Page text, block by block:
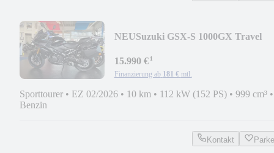
NEUSuzuki GSX-S 1000GX Travel
15.990 €¹
Finanzierung ab 181 € mtl.
Sporttourer • EZ 02/2026 • 10 km • 112 kW (152 PS) • 999 cm³ •
Benzin
Kontakt